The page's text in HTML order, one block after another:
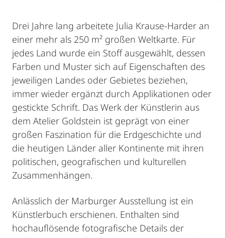
Drei Jahre lang arbeitete Julia Krause-Harder an
einer mehr als 250 m² großen Weltkarte. Für
jedes Land wurde ein Stoff ausgewählt, dessen
Farben und Muster sich auf Eigenschaften des
jeweiligen Landes oder Gebietes beziehen,
immer wieder ergänzt durch Applikationen oder
gestickte Schrift. Das Werk der Künstlerin aus
dem Atelier Goldstein ist geprägt von einer
großen Faszination für die Erdgeschichte und
die heutigen Länder aller Kontinente mit ihren
politischen, geografischen und kulturellen
Zusammenhängen.
Anlässlich der Marburger Ausstellung ist ein
Künstlerbuch erschienen. Enthalten sind
hochauflösende fotografische Details der